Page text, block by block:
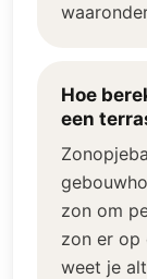
Hoe
een
zon om
zon er op
weet je